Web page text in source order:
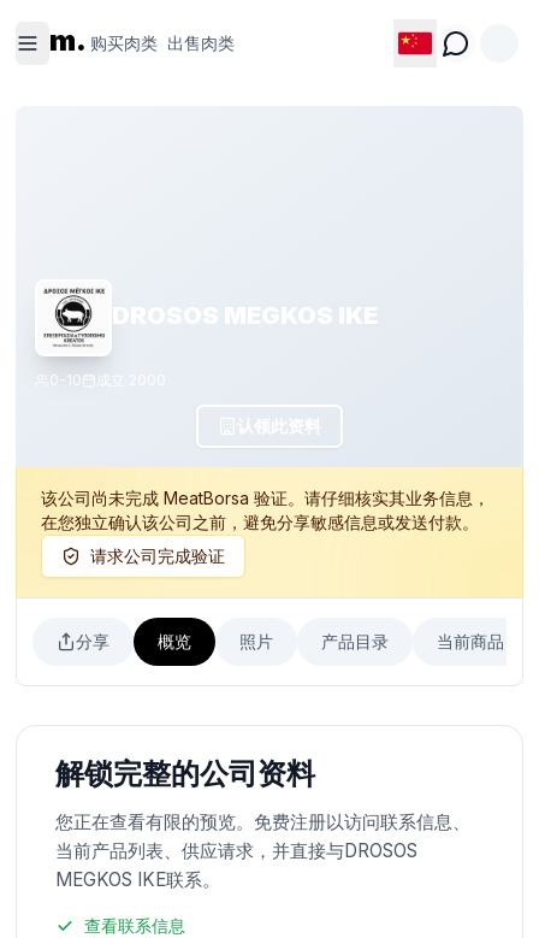
m. 购买肉类 出售肉类
DROSOS MEGKOS IKE
0-10 成立
认领此资料
该公司尚未完成 MeatBorsa 验证。请仔细核实其业务信息，
在您独立确认该公司之前，避免分享敏感信息或发送付款。
请求公司完成验证
分享 概览 照片 产品目录 当前商品
解锁完整的公司资料
您正在查看有限的预览。免费注册以访问联系信息、
当前产品列表、供应请求，并直接与DROSOS
MEGKOS IKE联系。
查看联系信息